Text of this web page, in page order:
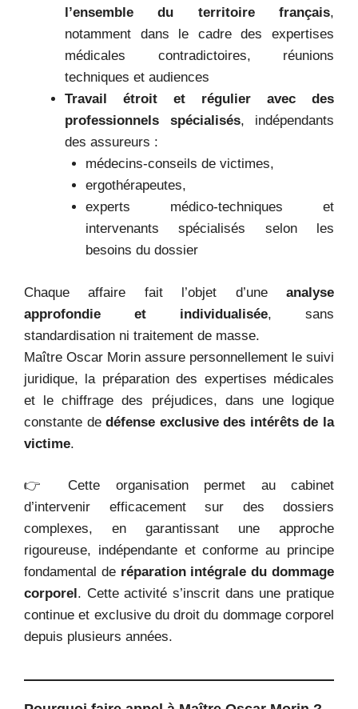
l’ensemble du territoire français,
notamment dans le cadre des expertises
médicales contradictoires, réunions
techniques et audiences
Travail étroit et régulier avec des
professionnels spécialisés, indépendants
des assureurs :
médecins-conseils de victimes,
ergothérapeutes,
experts médico-techniques et
intervenants spécialisés selon les
besoins du dossier
Chaque affaire fait l’objet d’une analyse
approfondie et individualisée, sans
standardisation ni traitement de masse.
Maître Oscar Morin assure personnellement le suivi
juridique, la préparation des expertises médicales
et le chiffrage des préjudices, dans une logique
constante dedéfense exclusive des intérêts de la
victime.
👉 Cette organisation permet au cabinet
d’intervenir efficacement sur des dossiers
complexes, en garantissant une approche
rigoureuse, indépendante et conforme au principe
fondamental de réparation intégrale du dommage
corporel . Cette activité s’inscrit dans une pratique
continue et exclusive du droit du dommage corporel
depuis plusieurs années.